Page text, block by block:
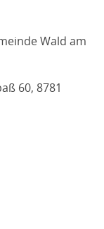
Wald am
60, 8781